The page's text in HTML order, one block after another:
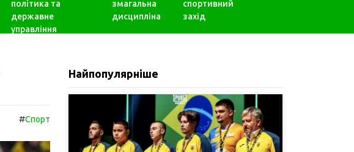
політика та
державне
управління
змагальна
дисципліна
спортивний
захід
#Спорт
Найпопулярніше